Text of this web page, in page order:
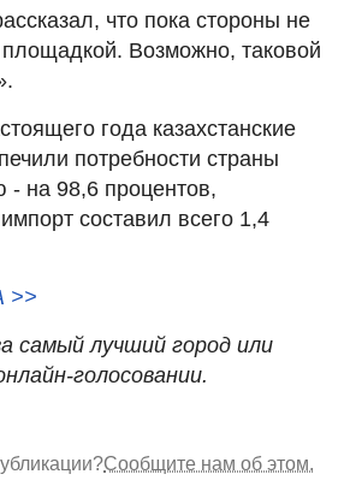
что пока стороны не
Возможно, таковой
года казахстанские
потребности страны
- на 98,6 процентов,
составил всего 1,4
>>
самый лучший город или
голосовании.
Сообщите нам об этом.